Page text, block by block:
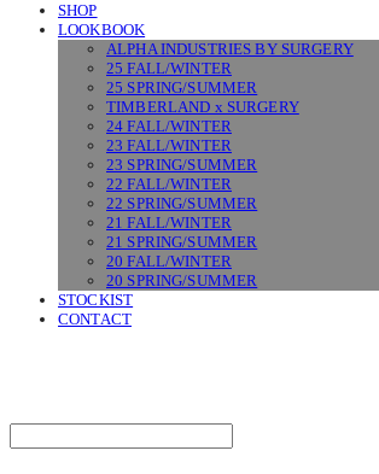
SHOP
LOOKBOOK
ALPHA INDUSTRIES BY SURGERY
25 FALL/WINTER
25 SPRING/SUMMER
TIMBERLAND x SURGERY
24 FALL/WINTER
23 FALL/WINTER
23 SPRING/SUMMER
22 FALL/WINTER
22 SPRING/SUMMER
21 FALL/WINTER
21 SPRING/SUMMER
20 FALL/WINTER
20 SPRING/SUMMER
STOCKIST
CONTACT